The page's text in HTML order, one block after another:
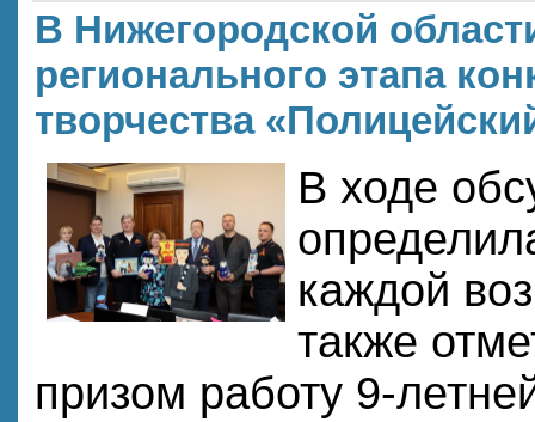
В Нижегородской
регионального этапа
творчества
В ходе
каждой
также
призом работу 9-